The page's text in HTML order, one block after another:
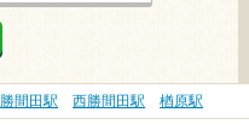
勝間田駅 西勝間田駅 楢原駅